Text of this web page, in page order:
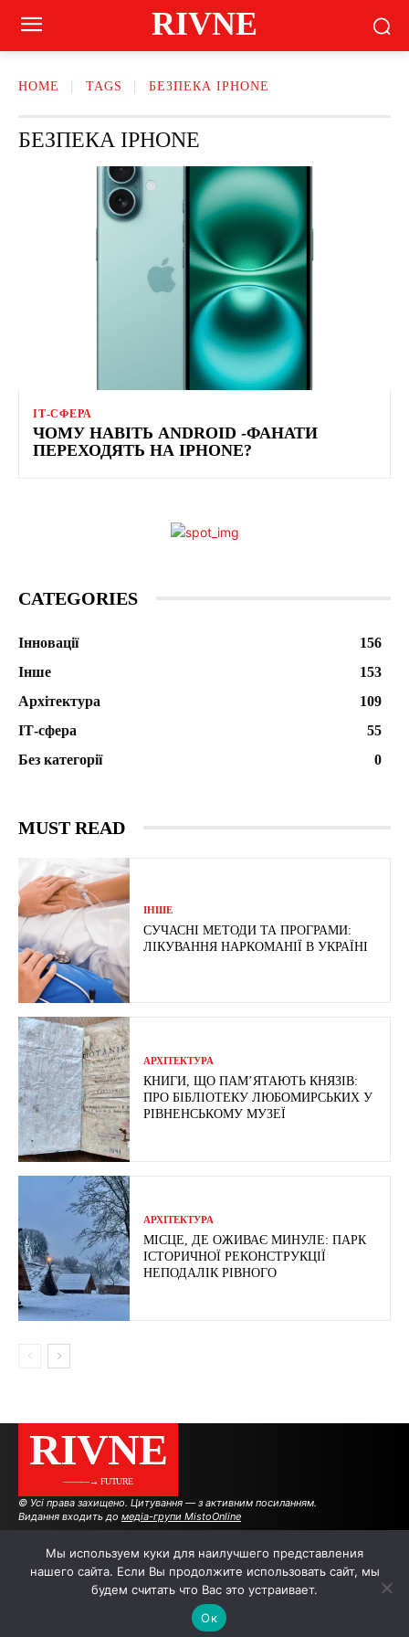
RIVNE
HOME TAGS БЕЗПЕКА IPHONE
БЕЗПЕКА IPHONE
ІТ-СФЕРА
ЧОМУ НАВІТЬ ANDROID -ФАНАТИ
ПЕРЕХОДЯТЬ НА IPHONE?
CATEGORIES
Інновації
156
Інше
153
Архітектура
109
ІТ-сфера
55
Без категорії
0
MUST READ
ІНШЕ
СУЧАСНІ МЕТОДИ ТА ПРОГРАМИ:
ЛІКУВАННЯ НАРКОМАНІЇ В УКРАЇНІ
АРХІТЕКТУРА
КНИГИ, ЩО ПАМ’ЯТАЮТЬ КНЯЗІВ:
ПРО БІБЛІОТЕКУ ЛЮБОМИРСЬКИХ У
РІВНЕНСЬКОМУ МУЗЕЇ
АРХІТЕКТУРА
МІСЦЕ, ДЕ ОЖИВАЄ МИНУЛЕ: ПАРК
ІСТОРИЧНОЇ РЕКОНСТРУКЦІЇ
НЕПОДАЛІК РІВНОГО
RIVNE
———→ FUTURE
© Усі права захищено. Цитування — з активним посиланням.
Видання входить до медіа-групи MistoOnline
АВТОРИ РЕКЛАМА НА САЙТІ
Мы используем куки для наилучшего представления
нашего сайта. Если Вы продолжите использовать сайт, мы
будем считать что Вас это устраивает.
Ок